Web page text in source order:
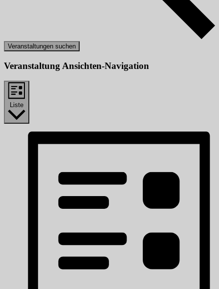
Veranstaltungen suchen
Veranstaltung Ansichten-Navigation
Liste